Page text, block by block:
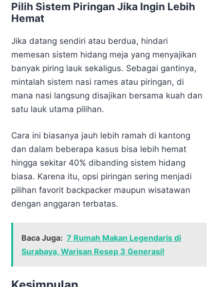
Pilih Sistem Piringan Jika Ingin Lebih
Hemat
Jika datang sendiri atau berdua, hindari
memesan sistem hidang meja yang menyajikan
banyak piring lauk sekaligus. Sebagai gantinya,
mintalah sistem nasi rames atau piringan, di
mana nasi langsung disajikan bersama kuah dan
satu lauk utama pilihan.
Cara ini biasanya jauh lebih ramah di kantong
dan dalam beberapa kasus bisa lebih hemat
hingga sekitar 40% dibanding sistem hidang
biasa. Karena itu, opsi piringan sering menjadi
pilihan favorit backpacker maupun wisatawan
dengan anggaran terbatas.
Baca Juga: 7 Rumah Makan Legendaris di
Surabaya, Warisan Resep 3 Generasi!